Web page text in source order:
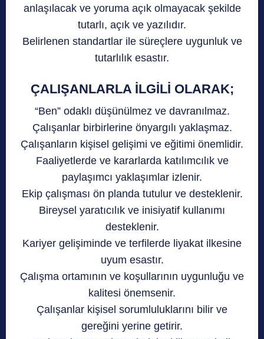
anlaşılacak ve yoruma açık olmayacak şekilde
tutarlı, açık ve yazılıdır.
Belirlenen standartlar ile süreçlere uygunluk ve
tutarlılık esastır.
ÇALIŞANLARLA İLGİLİ OLARAK;
“Ben” odaklı düşünülmez ve davranılmaz.
Çalışanlar birbirlerine önyargılı yaklaşmaz.
Çalışanların kişisel gelişimi ve eğitimi önemlidir.
Faaliyetlerde ve kararlarda katılımcılık ve
paylaşımcı yaklaşımlar izlenir.
Ekip çalışması ön planda tutulur ve desteklenir.
Bireysel yaratıcılık ve inisiyatif kullanımı
desteklenir.
Kariyer gelişiminde ve terfilerde liyakat ilkesine
uyum esastır.
Çalışma ortamının ve koşullarının uygunluğu ve
kalitesi önemsenir.
Çalışanlar kişisel sorumluluklarını bilir ve
gereğini yerine getirir.